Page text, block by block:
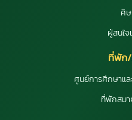
ศิ
ผู้สนใ
ที่พัก
ศูนย์การศึกษาแ
ที่พักสม